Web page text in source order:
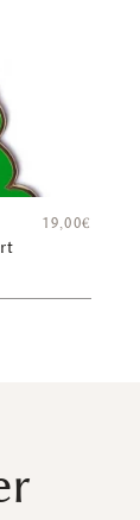
19,00€